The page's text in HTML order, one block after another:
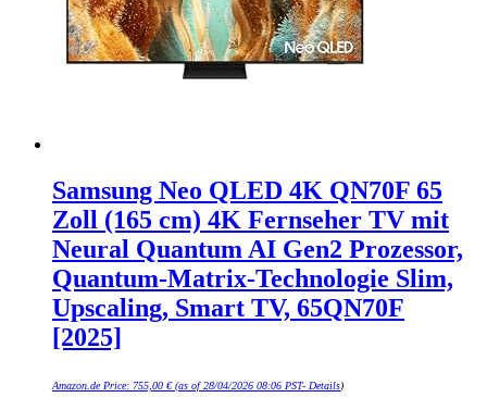
Samsung Neo QLED 4K QN70F 65
Zoll (165 cm) 4K Fernseher TV mit
Neural Quantum AI Gen2 Prozessor,
Quantum-Matrix-Technologie Slim,
Upscaling, Smart TV, 65QN70F
[2025]
Amazon.de Price: 755,00 €(as of 28/04/2026 08:06 PST- Details)